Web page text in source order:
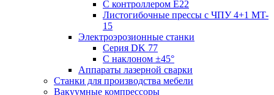
С контроллером E22
Листогибочные прессы с ЧПУ 4+1 MT-
15
Электроэрозионные станки
Серия DK 77
С наклоном ±45°
Аппараты лазерной сварки
Станки для производства мебели
Вакуумные компрессоры